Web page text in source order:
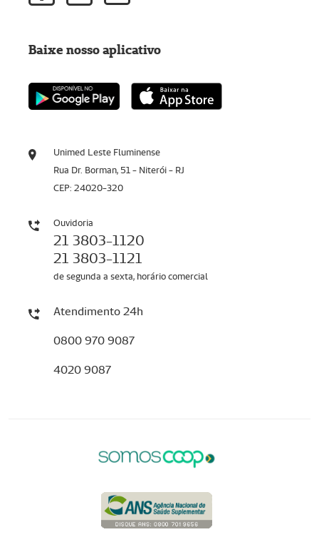
Unimed Leste Fluminense
Rua Dr. Borman, 51 - Niterói - RJ
CEP: 24020-320
Ouvidoria
21 3803-1120
21 3803-1121
de segunda a sexta, horário comercial
Atendimento 24h
0800 970 9087
4020 9087
Baixe nosso aplicativo